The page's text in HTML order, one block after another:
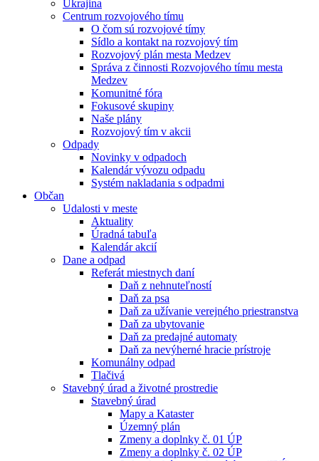
Ukrajina
Centrum rozvojového tímu
O čom sú rozvojové tímy
Sídlo a kontakt na rozvojový tím
Rozvojový plán mesta Medzev
Správa z činnosti Rozvojového tímu mesta
Medzev
Komunitné fóra
Fokusové skupiny
Naše plány
Rozvojový tím v akcii
Odpady
Novinky v odpadoch
Kalendár vývozu odpadu
Systém nakladania s odpadmi
Občan
Udalosti v meste
Aktuality
Úradná tabuľa
Kalendár akcií
Dane a odpad
Referát miestnych daní
Daň z nehnuteľností
Daň za psa
Daň za užívanie verejného priestranstva
Daň za ubytovanie
Daň za predajné automaty
Daň za nevýherné hracie prístroje
Komunálny odpad
Tlačivá
Stavebný úrad a životné prostredie
Stavebný úrad
Mapy a Kataster
Územný plán
Zmeny a doplnky č. 01 ÚP
Zmeny a doplnky č. 02 ÚP